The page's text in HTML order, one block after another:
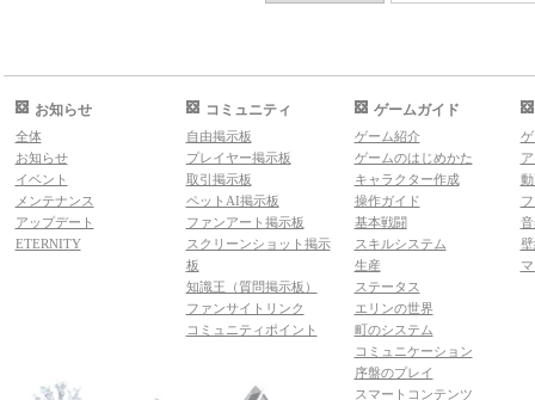
お知らせ
全体
お知らせ
イベント
メンテナンス
アップデート
ETERNITY
コミュニティ
自由掲示板
プレイヤー掲示板
取引掲示板
ペットAI掲示板
ファンアート掲示板
スクリーンショット掲示
板
知識王（質問掲示板）
ファンサイトリンク
コミュニティポイント
ゲームガイド
ゲーム紹介
ゲームのはじめかた
キャラクター作成
操作ガイド
基本戦闘
スキルシステム
生産
ステータス
エリンの世界
町のシステム
コミュニケーション
序盤のプレイ
スマートコンテンツ